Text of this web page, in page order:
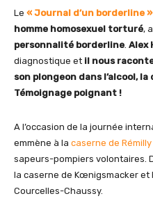
Le « Journal d’un borderline »
homme homosexuel torturé,
personnalité borderline. Alex
diagnostique et il nous
son plongeon dans l’alcool,
Témoignage poignant !
A l’occasion de la journée
emmène à la caserne de Rémilly
sapeurs-pompiers volontaires.
la caserne de Kœnigsmacker et
Courcelles-Chaussy.